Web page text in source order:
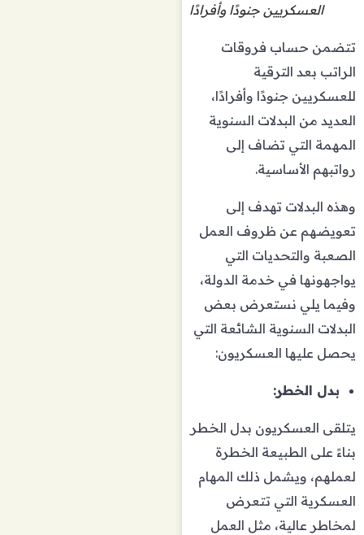
العسكريين جنودًا وأفرادًا
تتضمن حساب فروقات
الراتب بعد الترقية
للعسكريين جنودًا وأفرادًا،
العديد من البدلات السنوية
المهمة التي تضاف إلى
رواتبهم الأساسية.
وهذه البدلات تهدف إلى
تعويضهم عن ظروف العمل
الصعبة والتحديات التي
يواجهونها في خدمة الدولة،
وفيما يلي نستعرض بعض
البدلات السنوية الشائعة التي
يحصل عليها العسكريون:
بدل الخطر:
يتلقى العسكريون بدل الخطر
بناءً على الطبيعة الخطرة
لعملهم، ويشمل ذلك المهام
العسكرية التي تتعرض
لمخاطر عالية، مثل العمل